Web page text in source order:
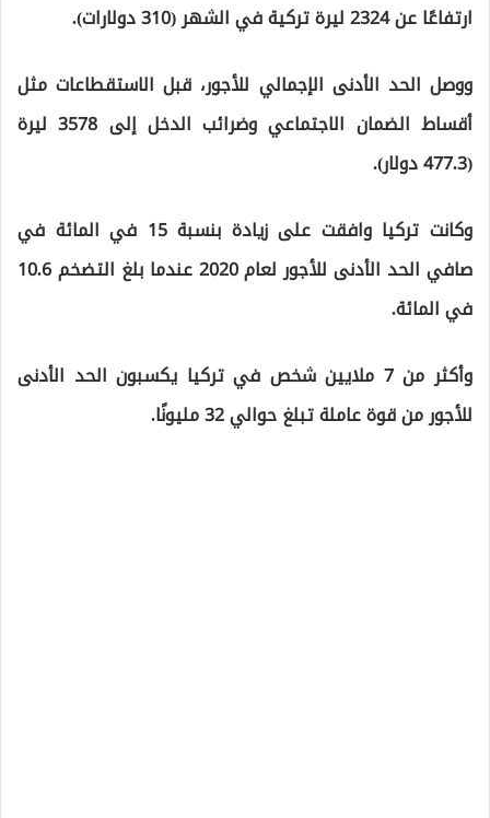
ارتفاعًا عن 2324 ليرة تركية في الشهر (310 دولارات).
ووصل الحد الأدنى الإجمالي للأجور، قبل الاستقطاعات مثل
أقساط الضمان الاجتماعي وضرائب الدخل إلى 3578 ليرة
(477.3 دولار).
وكانت تركيا وافقت على زيادة بنسبة 15 في المائة في
صافي الحد الأدنى للأجور لعام 2020 عندما بلغ التضخم 10.6
في المائة.
وأكثر من 7 ملايين شخص في تركيا يكسبون الحد الأدنى
للأجور من قوة عاملة تبلغ حوالي 32 مليونًا.